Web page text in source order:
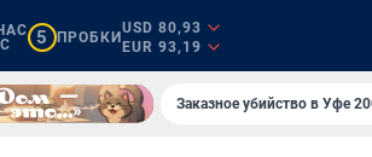
5 ПРОБКИ
USD 80,93
EUR 93,19
Заказное убийство в Уфе